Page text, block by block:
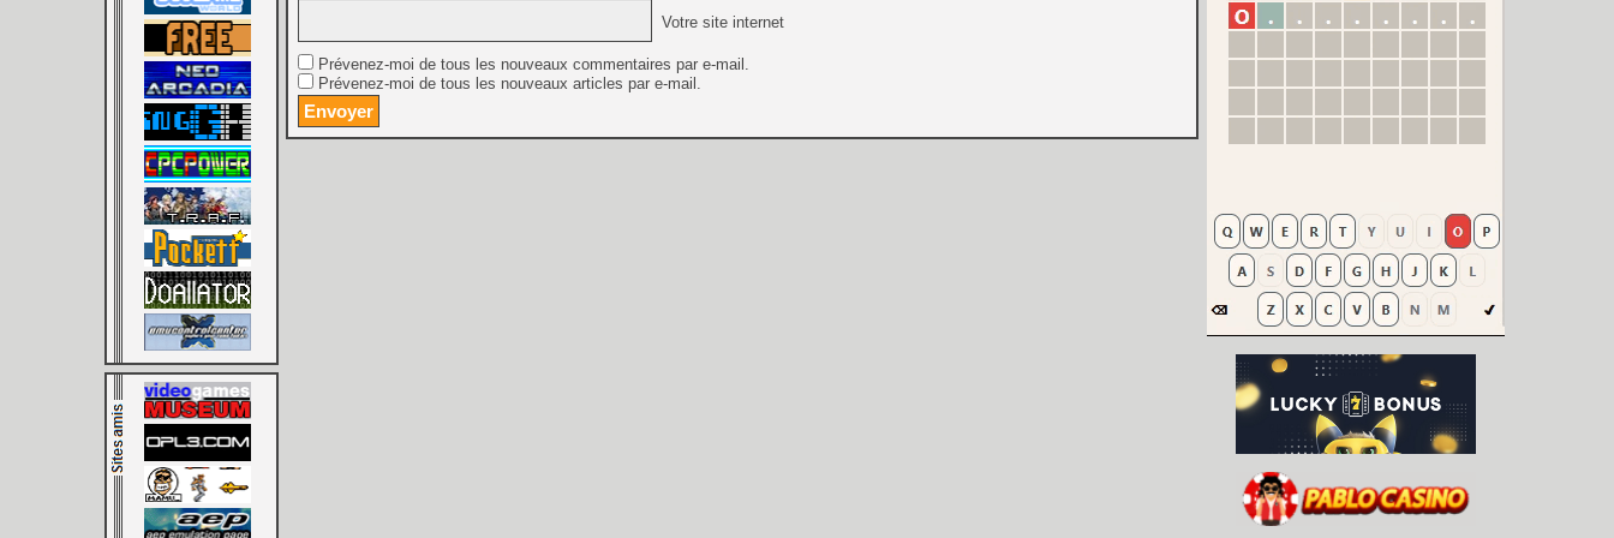
Votre site internet
Prévenez-moi de tous les nouveaux commentaires par e-mail.
Prévenez-moi de tous les nouveaux articles par e-mail.